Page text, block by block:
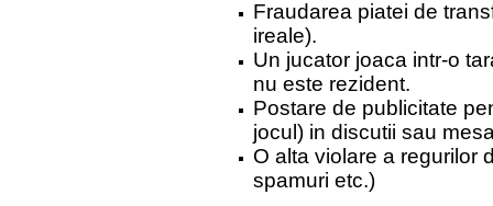
Fraudarea piatei de
ireale).
Un jucator joaca intr-o
nu este rezident.
Postare de publicitate
jocul) in discutii sau
O alta violare a regurilor
spamuri etc.)